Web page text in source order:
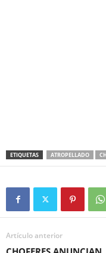
ETIQUETAS ATROPELLADO
Artículo anterior